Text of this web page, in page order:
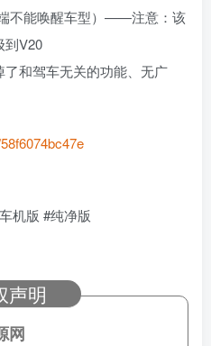
不能唤醒车型）——注意：该
到V20
和驾车无关的功能、无广
机版 #纯净版
声明
网